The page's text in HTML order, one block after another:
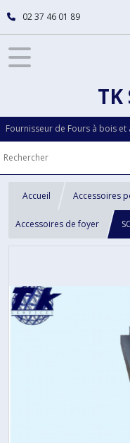
02 37 46 01 89
TK
Accueil Accessoires
Accessoires de foyer